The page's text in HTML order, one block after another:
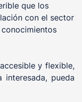
que los
con el sector
y flexible,
interesada, pueda